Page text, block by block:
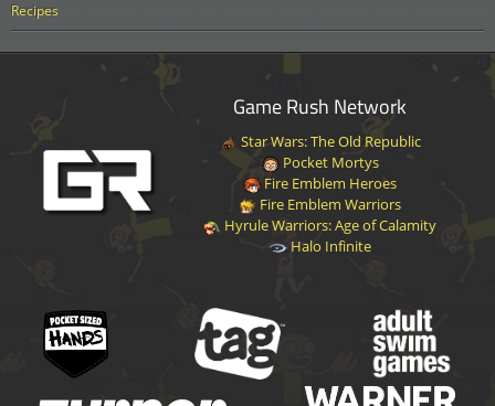
Recipes
Game Rush Network
Star Wars: The Old Republic
Pocket Mortys
Fire Emblem Heroes
Fire Emblem Warriors
Hyrule Warriors: Age of Calamity
Halo Infinite